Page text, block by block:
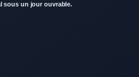
sous un jour ouvrable.